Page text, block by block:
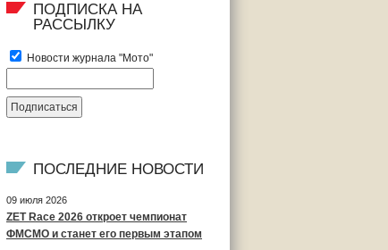
ПОДПИСКА НА
РАССЫЛКУ
Новости журнала "Мото"
ПОСЛЕДНИЕ НОВОСТИ
09 июля 2026
ZET Race 2026 откроет чемпионат
ФМСМО и станет его первым этапом